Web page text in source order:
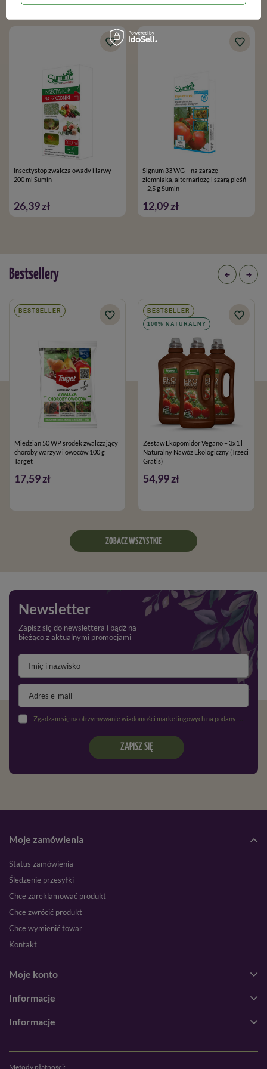
pełnoletnie oraz posiadające kwalifikacje wymagane od osób
nabywających środki ochrony roślin, określone w art.28
(DZ.U.2018, poz. 1310) ustawy o środkach ochrony roślin.
Insectystop zwalcza owady i larwy -
200 ml Sumin
26,39 zł
Signum 33 WG – na zarazę
ziemniaka, alternariozę i szarą pleśń
– 2,5 g Sumin
12,09 zł
Bestsellery
BESTSELLER
Miedzian 50 WP środek zwalczający
choroby warzyw i owoców 100 g
Target
17,59 zł
BESTSELLER
100% NATURALNY
Zestaw Ekopomidor Vegano – 3x1 l
Naturalny Nawóz Ekologiczny (Trzeci
Gratis)
54,99 zł
ZOBACZ WSZYSTKIE
Newsletter
Zapisz się do newslettera i bądź na
bieżąco z aktualnymi promocjami
Zgadzam się na otrzymywanie wiadomości marketingowych na podany adres e-mail oraz przetwarzanie danych osobowych zgodnie z
ZAPISZ SIĘ
Moje zamówienia
Status zamówienia
Śledzenie przesyłki
Chcę zareklamować produkt
Chcę zwrócić produkt
Chcę wymienić towar
Kontakt
Moje konto
Informacje
Informacje
Metody płatności: